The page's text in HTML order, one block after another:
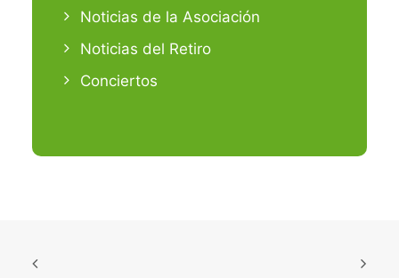
Noticias de la Asociación
Noticias del Retiro
Conciertos